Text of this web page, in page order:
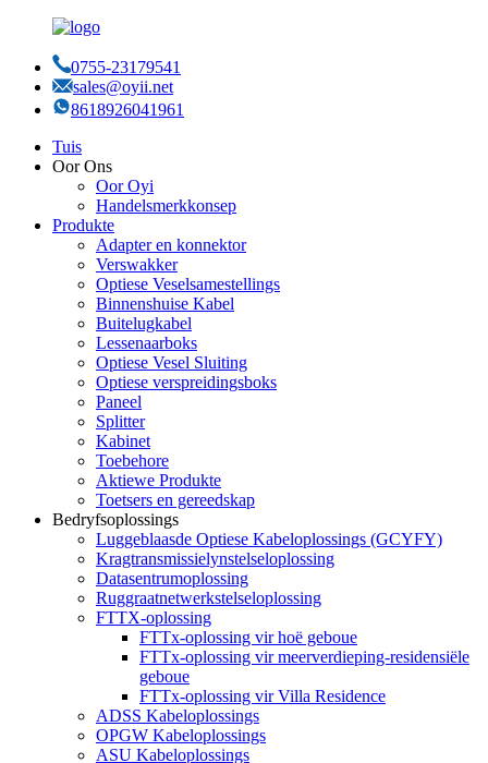
0755-23179541
sales@oyii.net
8618926041961
Tuis
Oor Ons
Oor Oyi
Handelsmerkkonsep
Produkte
Adapter en konnektor
Verswakker
Optiese Veselsamestellings
Binnenshuise Kabel
Buitelugkabel
Lessenaarboks
Optiese Vesel Sluiting
Optiese verspreidingsboks
Paneel
Splitter
Kabinet
Toebehore
Aktiewe Produkte
Toetsers en gereedskap
Bedryfsoplossings
Luggeblaasde Optiese Kabeloplossings (GCYFY)
Kragtransmissielynstelseloplossing
Datasentrumoplossing
Ruggraatnetwerkstelseloplossing
FTTX-oplossing
FTTx-oplossing vir hoë geboue
FTTx-oplossing vir meerverdieping-residensiële
geboue
FTTx-oplossing vir Villa Residence
ADSS Kabeloplossings
OPGW Kabeloplossings
ASU Kabeloplossings